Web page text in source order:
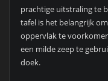
prachtige uitstraling te
tafel is het belangrijk
oppervlak te
een milde zeep te
doek.